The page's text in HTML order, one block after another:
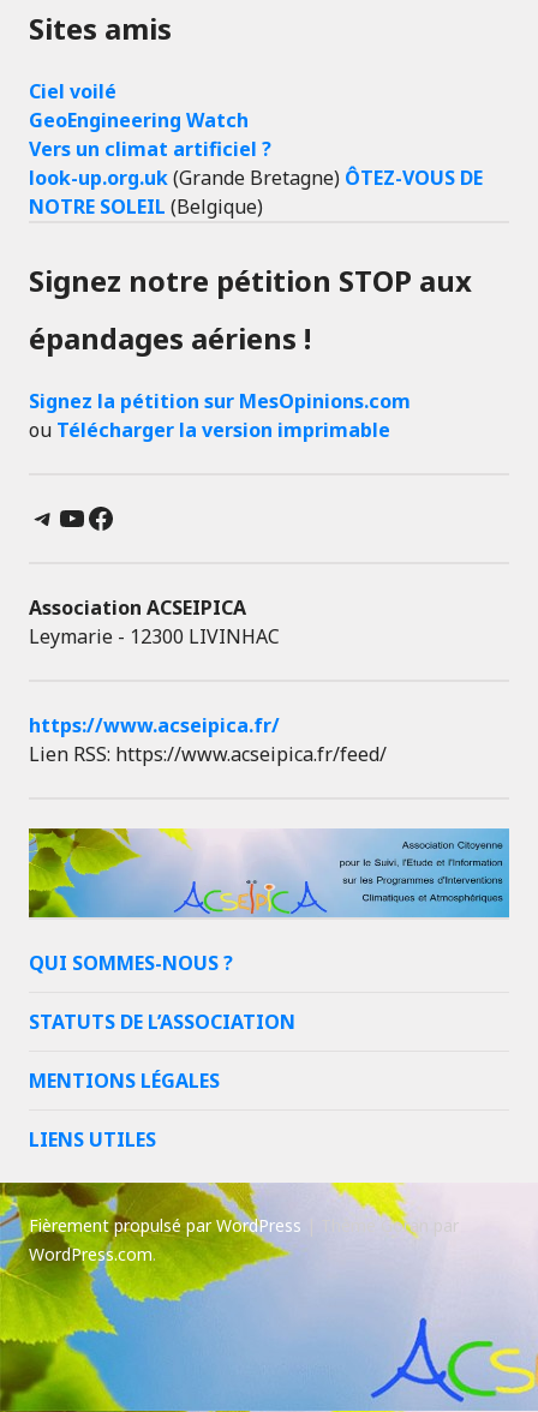
Sites amis
Ciel voilé
GeoEngineering Watch
Vers un climat artificiel ?
look-up.org.uk(Grande Bretagne) ÔTEZ-VOUS DE
NOTRE SOLEIL (Belgique)
Signez notre pétition STOP aux
épandages aériens !
Signez la pétition sur MesOpinions.com
ou Télécharger la version imprimable
Telegram
YouTube
Facebook
Association ACSEIPICA
Leymarie - 12300 LIVINHAC
https://www.acseipica.fr/
Lien RSS: https://www.acseipica.fr/feed/
QUI SOMMES-NOUS ?
STATUTS DE L’ASSOCIATION
MENTIONS LÉGALES
LIENS UTILES
Fièrement propulsé par WordPress
Thème Goran par
WordPress.com.